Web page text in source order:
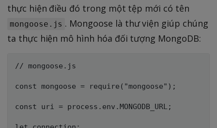
thực hiện điều đó trong một tệp mới có tên
mongoose.js . Mongoose là thư viện giúp chúng
ta thực hiện mô hình hóa đối tượng MongoDB:
// mongoose.js
const mongoose = require("mongoose");
const uri = process.env.MONGODB_URL;